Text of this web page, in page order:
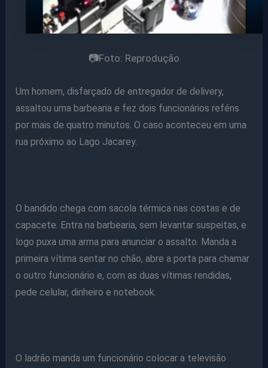
📷Foto: Reprodução
Um homem, disfarçado de entregador de delivery,
assaltou uma barbearia e fez dois funcionários reféns
por mais de quatro minutos. O caso aconteceu em uma
rua próximo ao Lago Jacarey.
O bandido chega com sacola térmica nas costas e de
capacete. Entra na barbearia, sem levantar suspeitas, e
logo puxa uma arma para anunciar o assalto. Manda a
primeira vítima sentar no chão, abre a porta para chamar
o outro funcionário e, com as duas vítimas rendidas,
pede celular, dinheiro e notebook.
O ladrão manda um funcionário colocar a televisão